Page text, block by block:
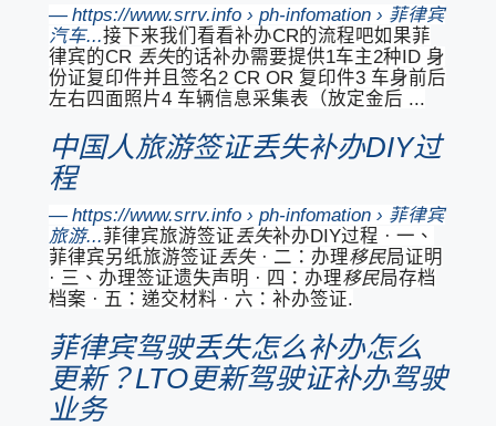
https://www.srrv.info › ph-infomation › 菲律宾
汽车... 接下来我们看看补办CR的流程吧如果菲
律宾的CR 丢失的话补办需要提供1车主2种ID 身
份证复印件并且签名2 CR OR 复印件3 车身前后
左右四面照片4 车辆信息采集表（放定金后 ...
中国人旅游签证丢失补办DIY过
程
https://www.srrv.info › ph-infomation › 菲律宾
旅游... 菲律宾旅游签证丢失补办DIY过程 · 一、
菲律宾另纸旅游签证丢失· 二：办理移民局证明
· 三、办理签证遗失声明 · 四：办理移民局存档
档案 · 五：递交材料 · 六：补办签证.
菲律宾驾驶丢失怎么补办怎么
更新？LTO更新驾驶证补办驾驶
业务